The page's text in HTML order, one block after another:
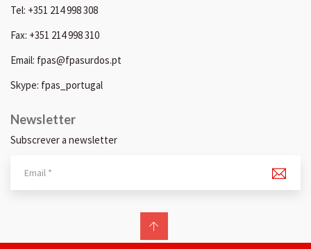
Tel: +351 214 998 308
Fax: +351 214 998 310
Email: fpas@fpasurdos.pt
Skype: fpas_portugal
Newsletter
Subscrever a newsletter